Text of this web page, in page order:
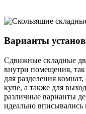
Варианты
Сдвижные складные
внутри помещения,
для разделения
купе, а также для
различные варианты
идеально вписывались